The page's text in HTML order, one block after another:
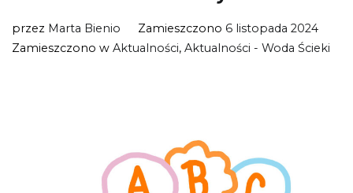
przez Marta Bienio Zamieszczono 6 listopada 2024
Zamieszczono w Aktualności, Aktualności - Woda Ścieki